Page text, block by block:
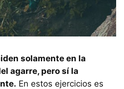
solamente en la
agarre, pero sí la
En estos ejercicios es